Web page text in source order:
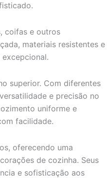
coifas e outros
materiais resistentes e
superior. Com diferentes
e precisão no
uniforme e
facilidade.
oferecendo uma
de cozinha. Seus
e sofisticação aos